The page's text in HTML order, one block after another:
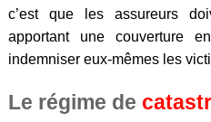
c’est que les assureurs
apportant une couverture
indemniser eux-mêmes les
Le régime de